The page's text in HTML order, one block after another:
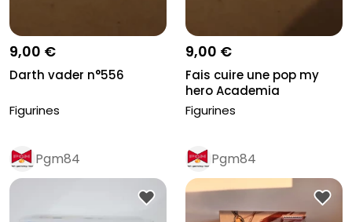
9,00 €
Darth vader n°556
Figurines
9,00 €
Fais cuire une pop my
hero Academia
Figurines
Pgm84 Pgm84